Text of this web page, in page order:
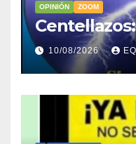
OPINIÓN ZOOM
10/08/2026